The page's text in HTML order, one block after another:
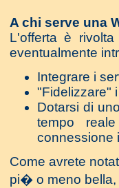
A chi serve una
L'offerta è
eventualmente
Integrare i
"Fidelizzare"
Dotarsi di
tempo
connessione
Come avrete
pi� o meno